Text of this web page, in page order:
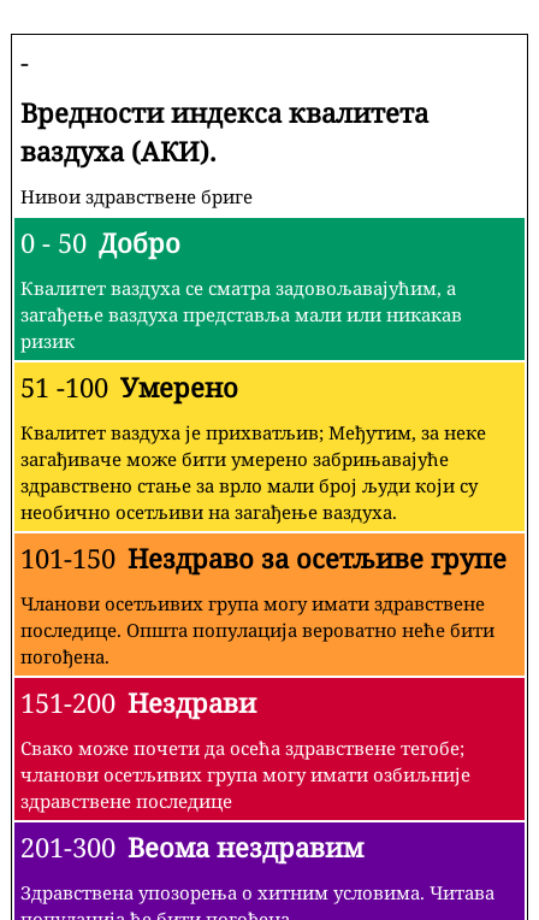
-
Вредности индекса квалитета
ваздуха (АКИ).
Нивои здравствене бриге
0 - 50 Добро
Квалитет ваздуха се сматра задовољавајућим, а
загађење ваздуха представља мали или никакав
ризик
51 -100 Умерено
Квалитет ваздуха је прихватљив; Међутим, за неке
загађиваче може бити умерено забрињавајуће
здравствено стање за врло мали број људи који су
необично осетљиви на загађење ваздуха.
101-150 Нездраво за осетљиве групе
Чланови осетљивих група могу имати здравствене
последице. Општа популација вероватно неће бити
погођена.
151-200 Нездрави
Свако може почети да осећа здравствене тегобе;
чланови осетљивих група могу имати озбиљније
здравствене последице
201-300 Веома нездравим
Здравствена упозорења о хитним условима. Читава